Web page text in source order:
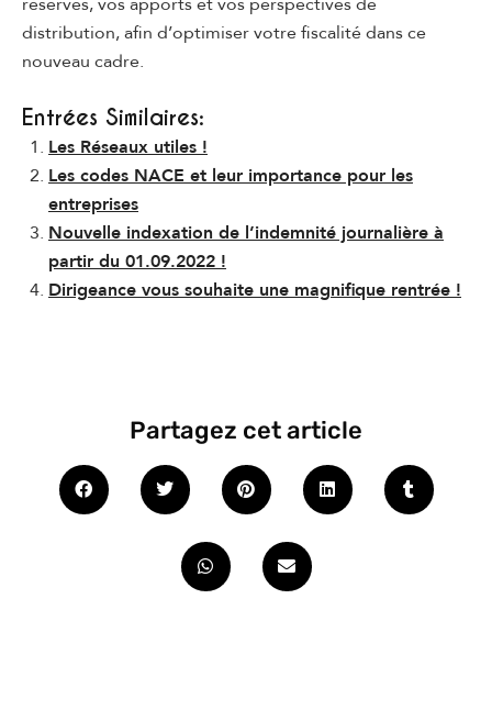
distribution, afin d’optimiser votre fiscalité dans ce
nouveau cadre.
Entrées Similaires:
Les Réseaux utiles !
Les codes NACE et leur importance pour les
entreprises
Nouvelle indexation de l’indemnité journalière à
partir du 01.09.2022 !
Dirigeance vous souhaite une magnifique rentrée !
Partagez cet article